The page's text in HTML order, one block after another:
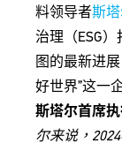
料领导者斯塔
治理（ESG
图的最新进
好世界”这一
斯塔尔首席执
尔来说，